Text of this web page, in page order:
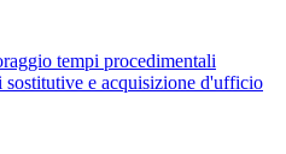
tempi procedimentali
e acquisizione d'ufficio